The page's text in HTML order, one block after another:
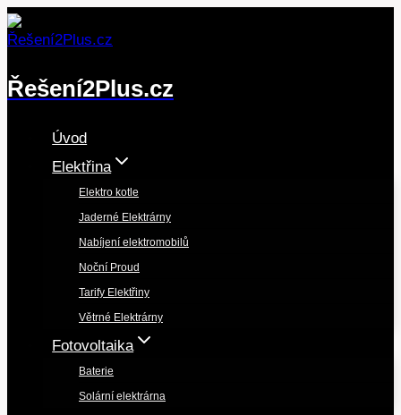
Přeskočit
na
Řešení2Plus.cz
Úvod
Elektřina
Elektro kotle
Jaderné Elektrárny
Nabíjení elektromobilů
Noční Proud
Tarify Elektřiny
Větrné Elektrárny
Fotovoltaika
Baterie
Solární elektrárna